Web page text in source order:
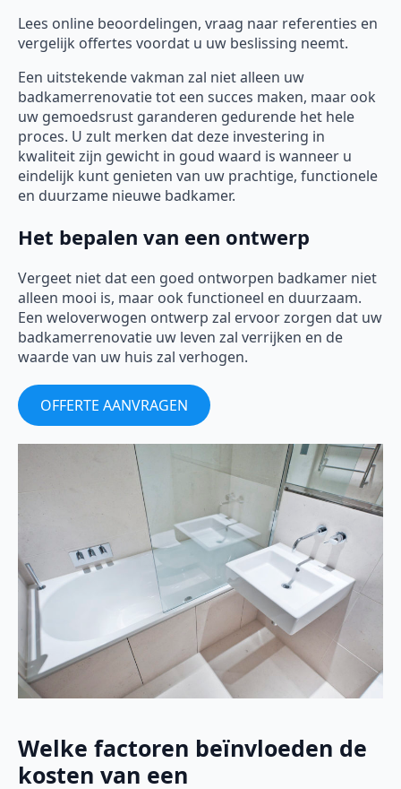
Lees online beoordelingen, vraag naar referenties en
vergelijk offertes voordat u uw beslissing neemt.
Een uitstekende vakman zal niet alleen uw
badkamerrenovatie tot een succes maken, maar ook
uw gemoedsrust garanderen gedurende het hele
proces. U zult merken dat deze investering in
kwaliteit zijn gewicht in goud waard is wanneer u
eindelijk kunt genieten van uw prachtige, functionele
en duurzame nieuwe badkamer.
Het bepalen van een ontwerp
Vergeet niet dat een goed ontworpen badkamer niet
alleen mooi is, maar ook functioneel en duurzaam.
Een weloverwogen ontwerp zal ervoor zorgen dat uw
badkamerrenovatie uw leven zal verrijken en de
waarde van uw huis zal verhogen.
OFFERTE AANVRAGEN
Welke factoren beïnvloeden de
kosten van een